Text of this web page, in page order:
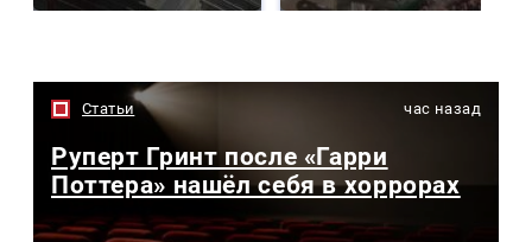
Статьи час назад
Руперт Гринт после «Гарри
Поттера» нашёл себя в хоррорах